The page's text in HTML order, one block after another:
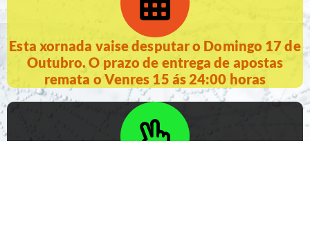
Esta xornada vaise desputar o Domingo 17 de
Outubro. O prazo de entrega de apostas
remata o Venres 15 ás 24:00 horas